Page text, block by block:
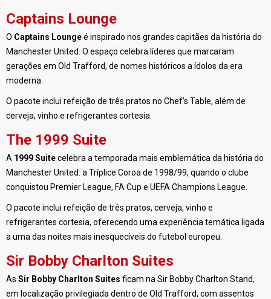
Captains Lounge
O Captains Loungeé inspirado nos grandes capitães da história do
Manchester United. O espaço celebra líderes que marcaram
gerações em Old Trafford, de nomes históricos a ídolos da era
moderna.
O pacote inclui refeição de três pratos no Chef’s Table, além de
cerveja, vinho e refrigerantes cortesia.
The 1999 Suite
A 1999 Suitecelebra a temporada mais emblemática da história do
Manchester United: a Tríplice Coroa de 1998/99, quando o clube
conquistou Premier League, FA Cup e UEFA Champions League.
O pacote inclui refeição de três pratos, cerveja, vinho e
refrigerantes cortesia, oferecendo uma experiência temática ligada
a uma das noites mais inesquecíveis do futebol europeu.
Sir Bobby Charlton Suites
As Sir Bobby Charlton Suites ficam na Sir Bobby Charlton Stand,
em localização privilegiada dentro de Old Trafford, com assentos